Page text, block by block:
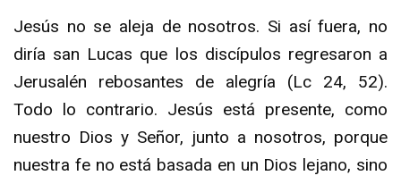
Jesús no se aleja de nosotros. Si así fuera, no
diría san Lucas que los discípulos regresaron a
Jerusalén rebosantes de alegría (Lc 24, 52).
Todo lo contrario. Jesús está presente, como
nuestro Dios y Señor, junto a nosotros, porque
nuestra fe no está basada en un Dios lejano, sino